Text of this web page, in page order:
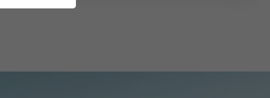
gebruikt.